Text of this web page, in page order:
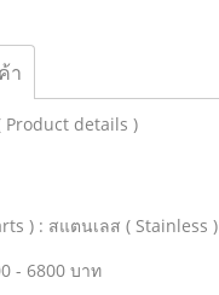
า
Product details )
) : สแตนเลส ( Stainless )
- 6800 บาท